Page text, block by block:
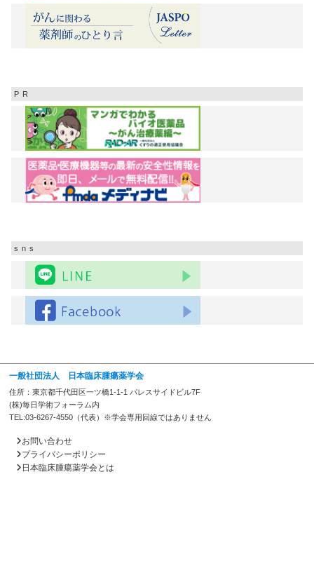
PR
sns
一般社団法人 日本臨床腫瘍薬学会
住所：東京都千代田区一ツ橋1-1-1 パレスサイドビル7F
(株)毎日学術フォーラム内
TEL:03-6267-4550（代表）※学会専用回線ではありません
お問い合わせ
プライバシーポリシー
日本臨床腫瘍薬学会とは